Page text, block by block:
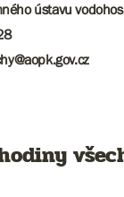
ústavu